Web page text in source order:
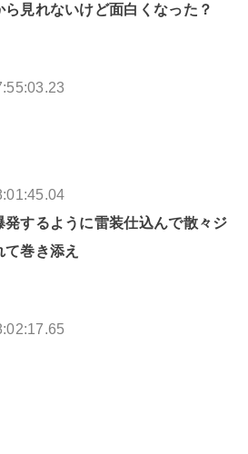
見れないけど面白くなった？
発するように雷装仕込んで散々ジ
巻き添え